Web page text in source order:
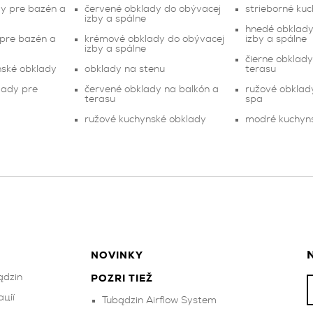
pre bazén a
bazén a
obklady
pre
červené obklady do obývacej
izby a spálne
krémové obklady do obývacej
izby a spálne
obklady na stenu
červené obklady na balkón a
terasu
ružové kuchynské obklady
strieborné
hnedé
izby a spálne
čierne
terasu
ružové
spa
modré
NOVINKY
POZRI TIEŽ
Tubądzin Airflow System